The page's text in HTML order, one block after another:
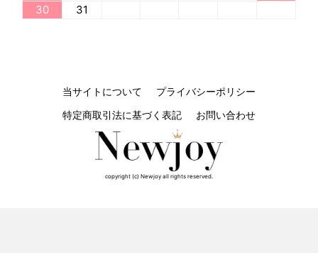
30
31
当サイトについて
プライバシーポリシー
特定商取引法に基づく表記
お問い合わせ
copyright (c) Newjoy all rights reserved.